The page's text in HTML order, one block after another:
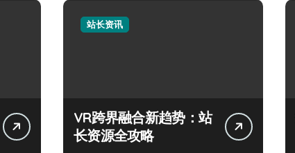
站长资讯
VR跨界融合新趋势：站
长资源全攻略